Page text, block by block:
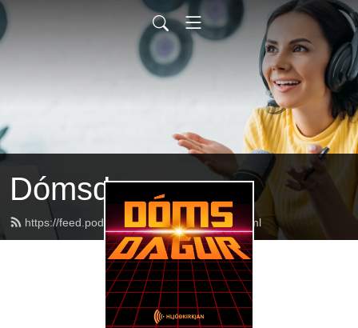
Dómsdagur
https://feed.podbean.com/domsdagur/feed.xml